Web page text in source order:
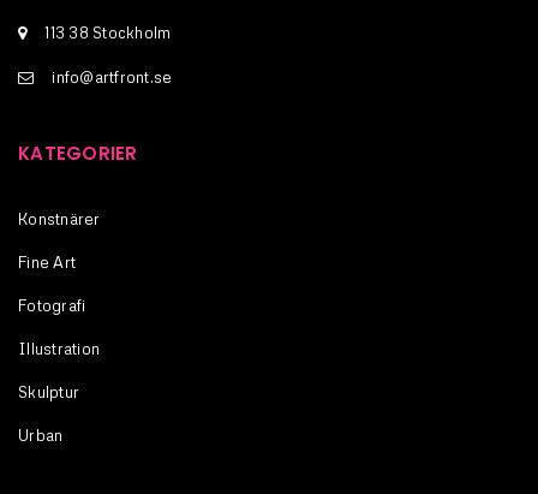
113 38 Stockholm
info@artfront.se
KATEGORIER
Konstnärer
Fine Art
Fotografi
Illustration
Skulptur
Urban